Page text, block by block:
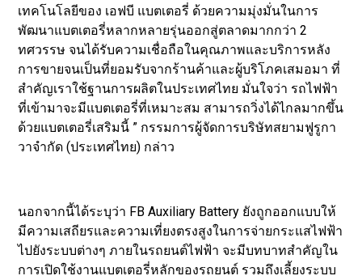
เทคโนโลยีของ เอฟบี แบตเตอรี่ ด้วยความมุ่งมั่นในการ
พัฒนาแบตเตอรี่หลากหลายรุ่นออกสู่ตลาดมากกว่า 2
ทศวรรษ จนได้รับความเชื่อถือในคุณภาพและบริการหลัง
การขายจนเป็นที่ยอมรับจากร้านค้าและผู้บริโภคเสมอมา ที่
สำคัญเราใช้ฐานการผลิตในประเทศไทย มั่นใจว่า รถไฟฟ้า
ที่เข้ามาจะมีแบตเตอรี่ที่เหมาะสม สามารถวิ่งได้ไกลมากขึ้น
ด้วยแบตเตอรี่เสริมนี้ ” กรรมการผู้จัดการบริษัทสยามฟูรูกา
วาจำกัด (ประเทศไทย) กล่าว
นอกจากนี้ได้ระบุว่า FB Auxiliary Battery ยังถูกออกแบบให้
มีความเสถียรและความเที่ยงตรงสูงในการจ่ายกระแสไฟฟ้า
ไปยังระบบต่างๆ ภายในรถยนต์ไฟฟ้า จะมีบทบาทสําคัญใน
การเปิดใช้งานแบตเตอรี่หลักของรถยนต์ รวมถึงเลี้ยงระบบ